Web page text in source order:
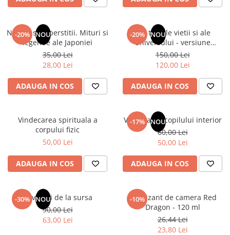
Religie
Crestinism
ScienceConnection
SelfHealing
Sanatate
Masaj
Medicina & Farmacie
Medicina Pentru Toti
-20% NOU
Natura si superstitii. Mituri si
legende ale Japoniei
35,00 Lei
28,00 Lei
ADAUGA IN COS
-20% NOU
Din tainele vietii si ale
Universului - versiune
originala din 1939. Volumele I-
III. Cutie de colectie -Scarlat
Demetrescu
150,00 Lei
120,00 Lei
ADAUGA IN COS
Vindecarea spirituala a
corpului fizic
50,00 Lei
ADAUGA IN COS
-17% NOU
Vindecarea copilului interior
60,00 Lei
50,00 Lei
ADAUGA IN COS
-30% NOU
Revelatii de la sursa
90,00 Lei
63,00 Lei
-10%
Odorizant de camera Red
Dragon - 120 ml
26,44 Lei
23,80 Lei